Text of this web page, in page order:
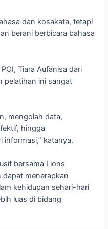
dan kosakata, tetapi
berani berbicara bahasa
Tiara Aufanisa dari
pelatihan ini sangat
mengolah data,
hingga
informasi,” katanya.
bersama Lions
dapat menerapkan
kehidupan sehari-hari
luas di bidang